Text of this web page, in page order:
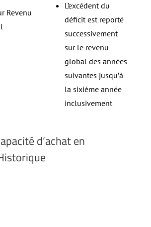
Revenu
L’excédent du
déficit est reporté
successivement
sur le revenu
global des années
suivantes jusqu’à
la sixième année
inclusivement
d’achat en